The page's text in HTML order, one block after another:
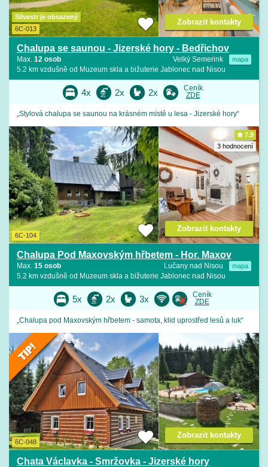
Silvestr je obsazený
6C-013
Chalupa se saunou - Jizerské hory - Bedřichov
Velký Semerink mapa
Max. 12 osob
5.2 km vzdušně od Muzeum skla a bižuterie Jablonec nad Nisou
Zobrazit kontakty
4x 2x 2x
Ceník
ZDE
„Stylová chalupa se saunou na krásném místě u lesa - Jizerské hory“
7.9
3 hodnocení
6C-104
Chalupa Pod Maxovským hřbetem - Hor. Maxov
Lučany nad Nisou mapa
Max. 15 osob
5.2 km vzdušně od Muzeum skla a bižuterie Jablonec nad Nisou
Zobrazit kontakty
5x 2x 3x
Ceník
ZDE
„Chalupa pod Maxovským hřbetem - samota, klid uprostřed lesů a luk“
6C-048
Chata Václavka - Smržovka - Jizerské hory
Zobrazit kontakty